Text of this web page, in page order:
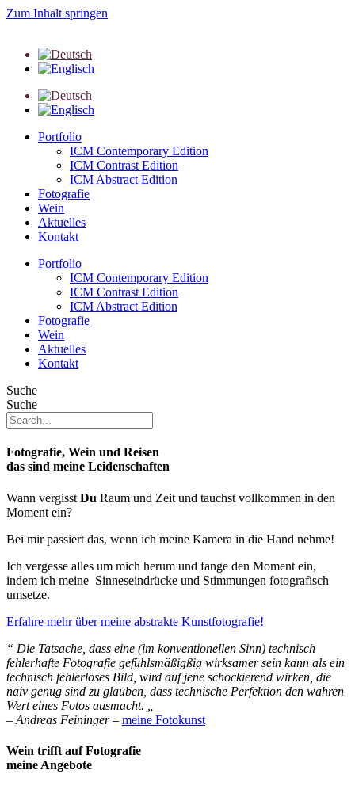
Zum Inhalt springen
Portfolio
ICM Contemporary Edition
ICM Contrast Edition
ICM Abstract Edition
Fotografie
Wein
Aktuelles
Kontakt
Portfolio
ICM Contemporary Edition
ICM Contrast Edition
ICM Abstract Edition
Fotografie
Wein
Aktuelles
Kontakt
Suche
Suche
Fotografie, Wein und Reisen
das sind meine Leidenschaften
Wann vergisst Du Raum und Zeit und tauchst vollkommen in den
Moment ein?
Bei mir passiert das, wenn ich meine Kamera in die Hand nehme!
Ich vergesse alles um mich herum und fange den Moment ein,
indem ich meine Sinneseindrücke und Stimmungen fotografisch
umsetze.
Erfahre mehr über meine abstrakte Kunstfotografie!
“ Die Tatsache, dass eine (im konventionellen Sinn) technisch
fehlerhafte Fotografie gefühlsmäßigßig wirksamer sein kann als ein
technisch fehlerloses Bild, wird auf jene schockierend wirken, die
naiv genug sind zu glauben, dass technische Perfektion den wahren
Wert eines Fotos ausmacht. „
– Andreas Feininger – meine Fotokunst
Wein trifft auf Fotografie
meine Angebote